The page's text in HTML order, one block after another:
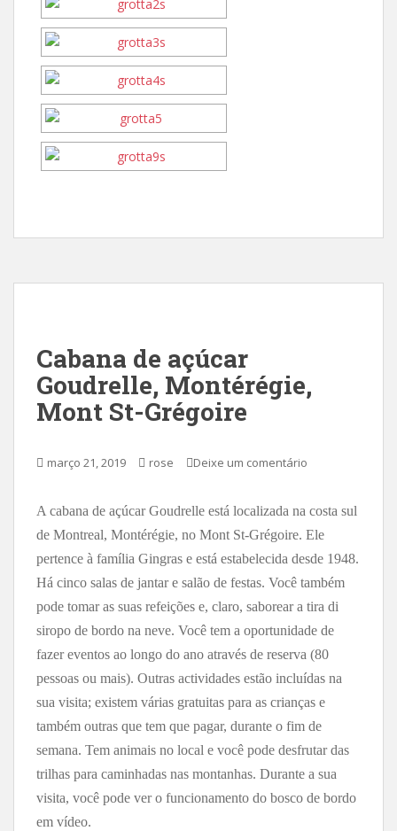
Cabana de açúcar
Goudrelle, Montérégie,
Mont St-Grégoire
março 21, 2019 rose Deixe um comentário
A cabana de açúcar Goudrelle está localizada na costa sul
de Montreal, Montérégie, no Mont St-Grégoire. Ele
pertence à família Gingras e está estabelecida desde 1948.
Há cinco salas de jantar e salão de festas. Você também
pode tomar as suas refeições e, claro, saborear a tira di
siropo de bordo na neve. Você tem a oportunidade de
fazer eventos ao longo do ano através de reserva (80
pessoas ou mais). Outras actividades estão incluídas na
sua visita; existem várias gratuitas para as crianças e
também outras que tem que pagar, durante o fim de
semana. Tem animais no local e você pode desfrutar das
trilhas para caminhadas nas montanhas. Durante a sua
visita, você pode ver o funcionamento do bosco de bordo
em vídeo.